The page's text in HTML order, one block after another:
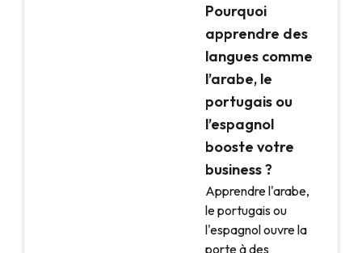
Pourquoi
apprendre des
langues comme
l’arabe, le
portugais ou
l’espagnol
booste votre
business ?
Apprendre l'arabe,
le portugais ou
l'espagnol ouvre la
porte à des